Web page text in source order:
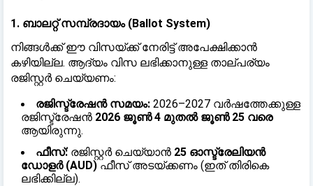
1. ബാലറ്റ് സമ്പ്രദായം (Ballot System)
നിങ്ങൾക്ക് ഈ വിസയ്ക്ക് നേരിട്ട് അപേക്ഷിക്കാൻ
കഴിയില്ല. ആദ്യം വിസ ലഭിക്കാനുള്ള താല്പര്യം
രജിസ്റ്റർ ചെയ്യണം:
രജിസ്ട്രേഷൻ സമയം: 2026–2027 വർഷത്തേക്കുള്ള
രജിസ്ട്രേഷൻ 2026 ജൂൺ 4 മുതൽ ജൂൺ 25 വരെ
ആയിരുന്നു.
ഫീസ്: രജിസ്റ്റർ ചെയ്യാൻ 25 ഓസ്ട്രേലിയൻ
ഡോളർ (AUD) ഫീസ് അടയ്ക്കണം (ഇത് തിരികെ
ലഭിക്കില്ല).